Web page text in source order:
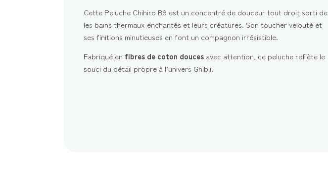
Cette Peluche Chihiro Bô est un concentré de douceur tout droit sorti de
les bains thermaux enchantés et leurs créatures. Son toucher velouté et
ses finitions minutieuses en font un compagnon irrésistible.
Fabriqué en fibres de coton doucesavec attention, ce peluche reflète le
souci du détail propre à l’univers Ghibli.